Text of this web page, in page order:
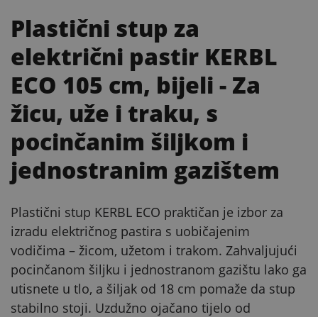
Plastični stup za
električni pastir KERBL
ECO 105 cm, bijeli - Za
žicu, uže i traku, s
pocinčanim šiljkom i
jednostranim gazištem
Plastični stup KERBL ECO praktičan je izbor za
izradu električnog pastira s uobičajenim
vodičima – žicom, užetom i trakom. Zahvaljujući
pocinčanom šiljku i jednostranom gazištu lako ga
utisnete u tlo, a šiljak od 18 cm pomaže da stup
stabilno stoji. Uzdužno ojačano tijelo od